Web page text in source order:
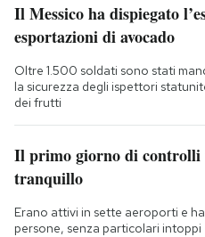
Il Messico ha dispiegato
esportazioni di avocado
Oltre 1.500 soldati sono stati
la sicurezza degli ispettori
dei frutti
Il primo giorno di controlli
tranquillo
Erano attivi in sette aeroporti e
persone, senza particolari intoppi